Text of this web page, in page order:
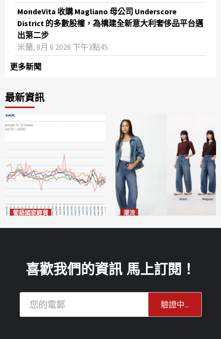
MondeVita 收購 Magliano 母公司 Underscore
District 的多數股權，為構建全新意大利奢侈品平台邁
出第二步
米蘭, 8月 6 2026 下午3點45
更多新聞
最新資訊
葡語國家經貿 潮流
喜歡我們的資訊 馬上訂閱！